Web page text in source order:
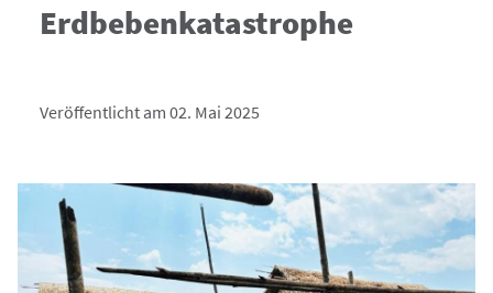
Erdbebenkatastrophe
Veröffentlicht am 02. Mai 2025